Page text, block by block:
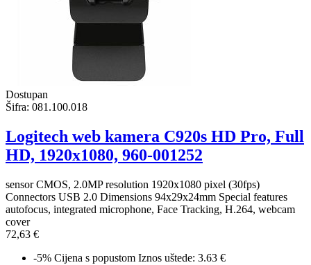
Dostupan
Šifra: 081.100.018
Logitech web kamera C920s HD Pro, Full
HD, 1920x1080, 960-001252
sensor CMOS, 2.0MP resolution 1920x1080 pixel (30fps)
Connectors USB 2.0 Dimensions 94x29x24mm Special features
autofocus, integrated microphone, Face Tracking, H.264, webcam
cover
72,63 €
-5% Cijena s popustom Iznos uštede: 3.63 €